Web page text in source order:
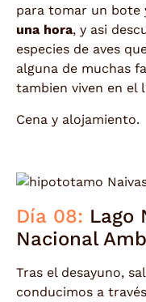
para tomar un bote
una hora, y asi
especies de aves
alguna de muchas
tambien viven en el
Cena y alojamiento.
Día 08: Lago
Nacional
Tras el desayuno,
conducimos a